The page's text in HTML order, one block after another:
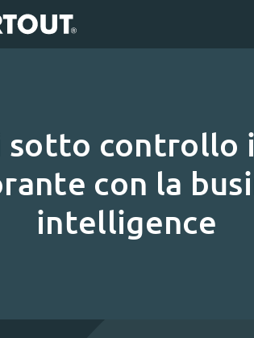
sotto controllo
con la
intelligence